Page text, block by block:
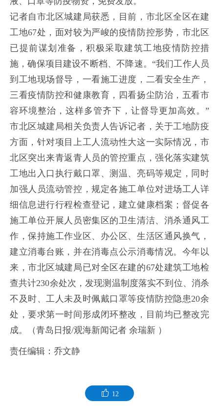
记者自市北区城建局获悉，目前，市北区全区在建
工地67处，面对较为严峻的疫情防控形势，市北区
已提前谋划准备，积极采取建筑工地疫情防控措
施，确保项目建设不断档、不降速。“我们工作人员
到工地现场督导，一看施工进度，二看安全生产，
三看疫情防控和健康教育，四看扬尘防治，五看市
容环境整治，这样多管齐下，让督导更加高效。”
市北区城建局相关负责人告诉记者，关于工地防疫
方面，针对项目上工人流动性大这一实际情况，市
北区突出来青返青人员的管控重点，强化落实建筑
工地出入口执行戴口罩、测温、亮码等规定，同时
加强人员流动管控，规定各施工单位对进场工人详
细信息进行行程检查登记，建立健康档案；督促各
施工单位开展人员密集区的卫生清洁、消杀通风工
作，保持施工作业区、办公区、生活区通风换气，
建立消毒台账，并在消毒点公示消毒情况。今年以
来，市北区城建局已对全区在建的67处建筑工地检
查共计230余处次，发现测温制度落实不到位、消杀
不及时、工人未及时佩戴口罩等疫情防控隐患20余
处，要求第一时间形成闭环整改，目前均已整改完
成。（青岛日报/观海新闻记者 余瑞新 ）
责任编辑：乔文静
12